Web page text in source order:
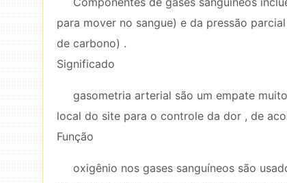
para mover no sangue) e da pressão
de carbono) .
Significado
gasometria arterial são um empate
local do site para o controle da dor , de
Função
oxigênio nos gases sanguíneos são